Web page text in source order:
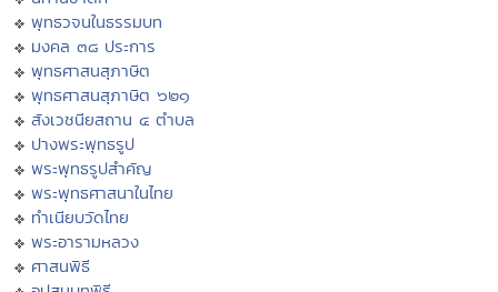
พุทธวจนในธรรมบท
มงคล ๓๘ ประการ
พุทธศาสนสุภาษิต
พุทธศาสนสุภาษิต ๖๒๑
สังเวชนียสถาน ๔ ตำบล
ปางพระพุทธรูป
พระพุทธรูปสำคัญ
พระพุทธศาสนาในไทย
ทำเนียบวัดไทย
พระอารามหลวง
ศาสนพิธี